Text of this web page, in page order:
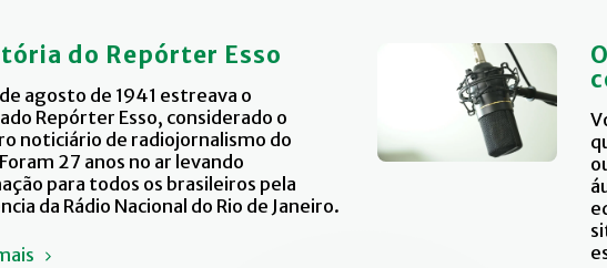
do Repórter Esso
agosto de 1941 estreava o
Repórter Esso, considerado o
noticiário de radiojornalismo do
27 anos no ar levando
para todos os brasileiros pela
da Rádio Nacional do Rio de Janeiro.